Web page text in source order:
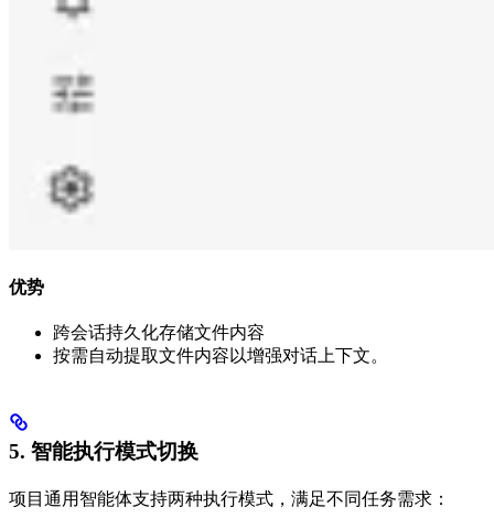
优势
跨会话持久化存储文件内容
按需自动提取文件内容以增强对话上下文。
5. 智能执行模式切换
项目通用智能体支持两种执行模式，满足不同任务需求：